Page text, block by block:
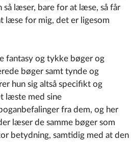
så læser, bare for at læse, så får
læse for mig, det er ligesom
fantasy og tykke bøger og
bøger samt tynde og
hun sig altså specifikt og
læste med sine
fra dem, og her
læser de samme bøger som
betydning, samtidig med at den